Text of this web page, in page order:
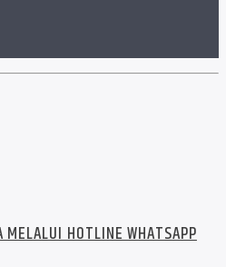
HOTLINE WHATSAPP